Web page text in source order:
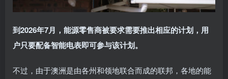
到2026年7月，能源零售商被要求需要推出相应的计划，用
户只要配备智能电表即可参与该计划。
不过，由于澳洲是由各州和领地联合而成的联邦，各地的能